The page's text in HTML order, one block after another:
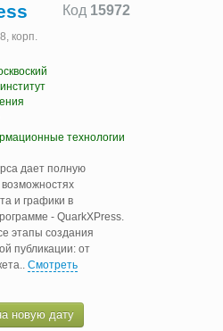
Код 15972
корп.
технологии
дает полную
и графики в
- QuarkXPress.
этапы создания
публикации: от
.. Смотреть
новую дату